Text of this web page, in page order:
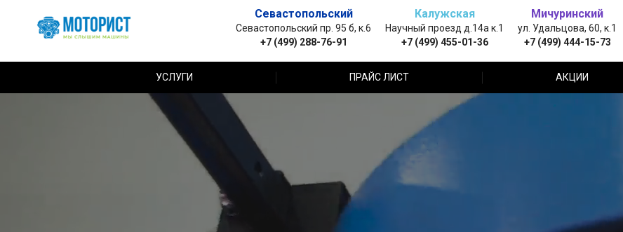
Севастопольский
Севастопольский пр. 95 б, к.6
+7 (499) 288-76-91
Калужская
Научный проезд д.14а к.1
+7 (499) 455-01-36
Мичуринский
ул. Удальцова, 60, к.1
+7 (499) 444-15-73
УСЛУГИ ПРАЙС ЛИСТ АКЦИИ